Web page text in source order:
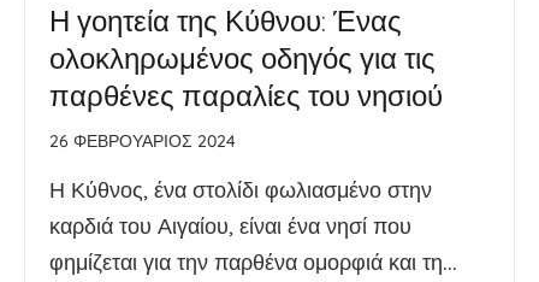
Η γοητεία της Κύθνου: Ένας
ολοκληρωμένος οδηγός για τις
παρθένες παραλίες του νησιού
26 ΦΕΒΡΟΥΆΡΙΟΣ 2024
Η Κύθνος, ένα στολίδι φωλιασμένο στην
καρδιά του Αιγαίου, είναι ένα νησί που
φημίζεται για την παρθένα ομορφιά και τη...